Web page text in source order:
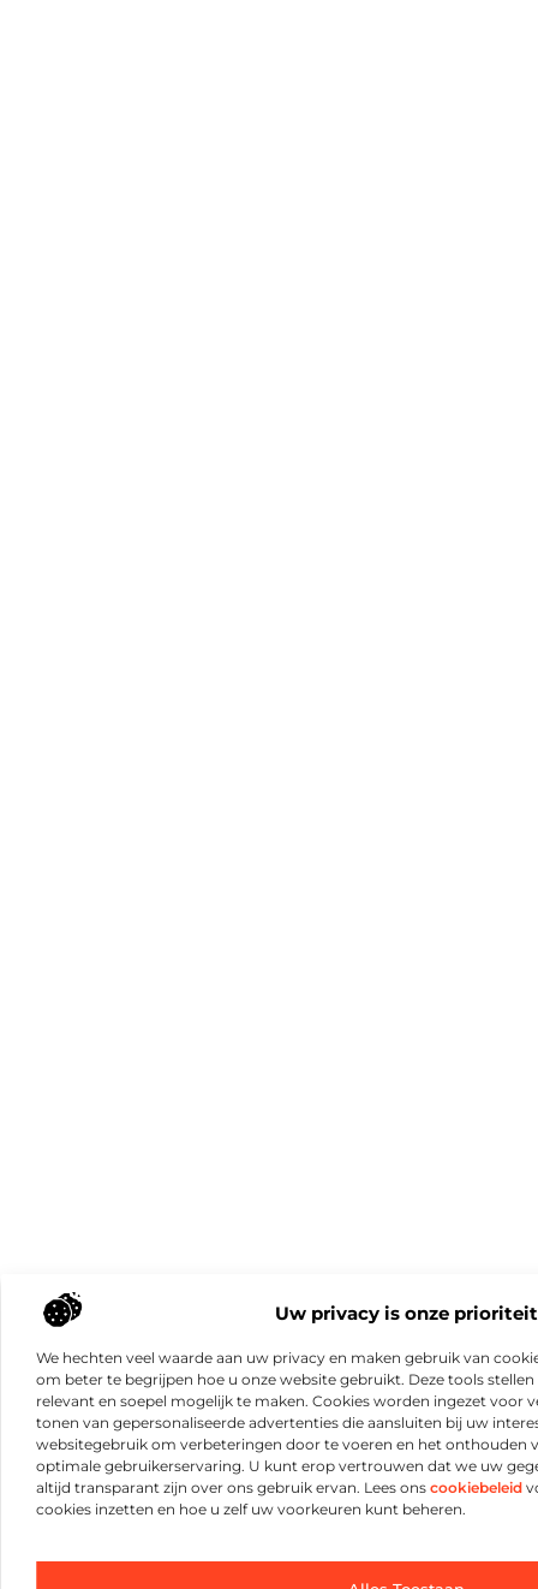
Uw privacy is onze prioriteit
We hechten veel waarde aan uw privacy en maken gebruik van
om beter te begrijpen hoe u onze website gebruikt. Deze tools
relevant en soepel mogelijk te maken. Cookies worden ingezet voor
tonen van gepersonaliseerde advertenties die aansluiten bij uw
websitegebruik om verbeteringen door te voeren en het onthouden
optimale gebruikerservaring. U kunt erop vertrouwen dat we uw
altijd transparant zijn over ons gebruik ervan. Lees ons cookiebeleid
cookies inzetten en hoe u zelf uw voorkeuren kunt beheren.